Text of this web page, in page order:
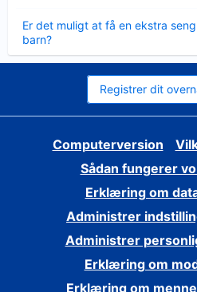
Er det muligt at få en ekstra
barn?
Registrer dit
Computerversion
Sådan fungerer
Erklæring om
Administrer
Administrer
Erklæring om
Erklæring om